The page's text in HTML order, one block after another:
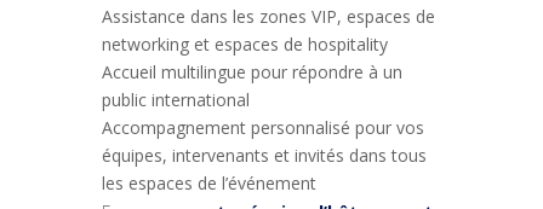
Assistance dans les zones VIP, espaces de
networking et espaces de hospitality
Accueil multilingue pour répondre à un
public international
Accompagnement personnalisé pour vos
équipes, intervenants et invités dans tous
les espaces de l’événement